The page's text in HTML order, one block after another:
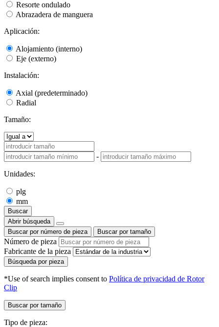
Resorte ondulado
Abrazadera de manguera
Aplicación:
Alojamiento (interno)
Eje (externo)
Instalación:
Axial (predeterminado)
Radial
Tamaño:
-
Unidades:
plg
mm
Buscar
Abrir búsqueda
Buscar por número de pieza
Buscar por tamaño
Número de pieza
Fabricante de la pieza
Búsqueda por pieza
*Use of search implies consent to Política de privacidad de Rotor
Clip
Buscar por tamaño
Tipo de pieza: